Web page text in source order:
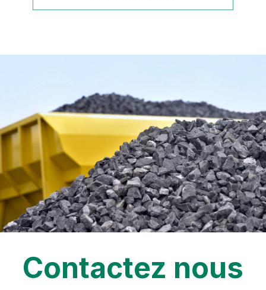
Contactez nous